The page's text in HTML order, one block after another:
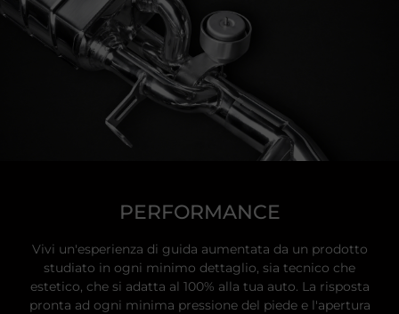
PERFORMANCE
Vivi un'esperienza di guida aumentata da un prodotto
studiato in ogni minimo dettaglio, sia tecnico che
estetico, che si adatta al 100% alla tua auto. La risposta
pronta ad ogni minima pressione del piede e l'apertura